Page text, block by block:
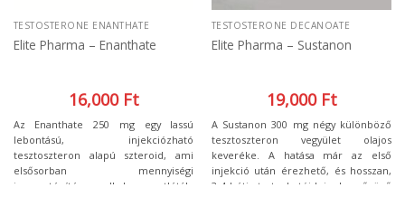
TESTOSTERONE ENANTHATE
Elite Pharma – Enanthate
16,000 Ft
Az Enanthate 250 mg egy lassú
lebontású, injekciózható
tesztoszteron alapú szteroid, ami
elsősorban mennyiségi
izomzatépítésre alkalmas, atléták,
TESTOSTERONE DECANOATE
Elite Pharma – Sustanon
19,000 Ft
A Sustanon 300 mg négy különböző
tesztoszteron vegyület olajos
keveréke. A hatása már az első
injekció után érezhető, és hosszan,
3-4 hétig tart a hatóideje. Lenyűgöző